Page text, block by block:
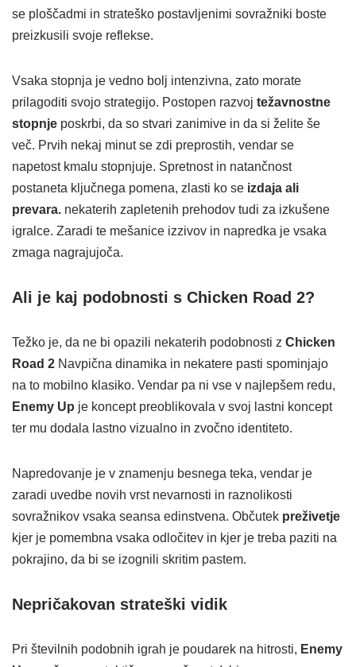
se ploščadmi in strateško postavljenimi sovražniki boste
preizkusili svoje reflekse.
Vsaka stopnja je vedno bolj intenzivna, zato morate
prilagoditi svojo strategijo. Postopen razvoj težavnostne
stopnje poskrbi, da so stvari zanimive in da si želite še
več. Prvih nekaj minut se zdi preprostih, vendar se
napetost kmalu stopnjuje. Spretnost in natančnost
postaneta ključnega pomena, zlasti ko se izdaja ali
prevara. nekaterih zapletenih prehodov tudi za izkušene
igralce. Zaradi te mešanice izzivov in napredka je vsaka
zmaga nagrajujoča.
Ali je kaj podobnosti s Chicken Road 2?
Težko je, da ne bi opazili nekaterih podobnosti z Chicken
Road 2 Navpična dinamika in nekatere pasti spominjajo
na to mobilno klasiko. Vendar pa ni vse v najlepšem redu,
Enemy Up je koncept preoblikovala v svoj lastni koncept
ter mu dodala lastno vizualno in zvočno identiteto.
Napredovanje je v znamenju besnega teka, vendar je
zaradi uvedbe novih vrst nevarnosti in raznolikosti
sovražnikov vsaka seansa edinstvena. Občutek preživetje
kjer je pomembna vsaka odločitev in kjer je treba paziti na
pokrajino, da bi se izognili skritim pastem.
Nepričakovan strateški vidik
Pri številnih podobnih igrah je poudarek na hitrosti, Enemy